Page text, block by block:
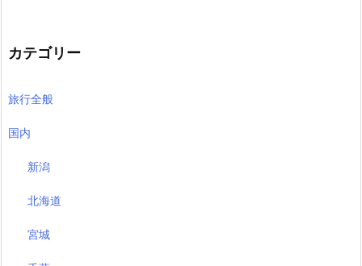
カテゴリー
旅行全般
国内
新潟
北海道
宮城